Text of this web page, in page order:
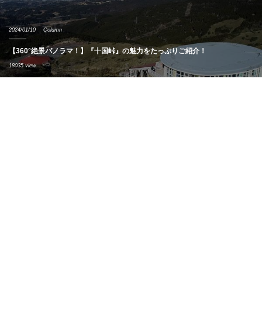
2024/01/10 Column
【360°絶景パノラマ！】『十国峠』の魅力をたっぷりご紹介！
18035 view